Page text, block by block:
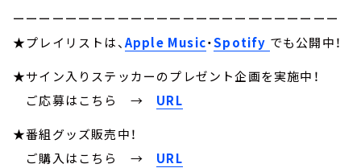
ーーーーーーーーーーーーーーーーーーーーーーーーー
★プレイリストは、Apple Music・Spotify でも公開中！
★サイン入りステッカーのプレゼント企画を実施中！
ご応募はこちら →
URL
★番組グッズ販売中！
ご購入はこちら → URL